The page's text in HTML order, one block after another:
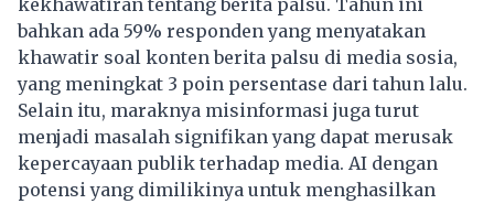
kekhawatiran tentang berita palsu. Tahun ini
bahkan ada 59% responden yang menyatakan
khawatir soal konten berita palsu di media sosia,
yang meningkat 3 poin persentase dari tahun lalu.
Selain itu, maraknya misinformasi juga turut
menjadi masalah signifikan yang dapat merusak
kepercayaan publik terhadap media. AI dengan
potensi yang dimilikinya untuk menghasilkan